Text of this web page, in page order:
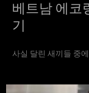
베트남 에코
기
사실 달린 새끼들 중